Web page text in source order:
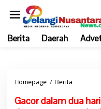
Berita Daerah
Homepage / Berita
c
Gacor dalam dua